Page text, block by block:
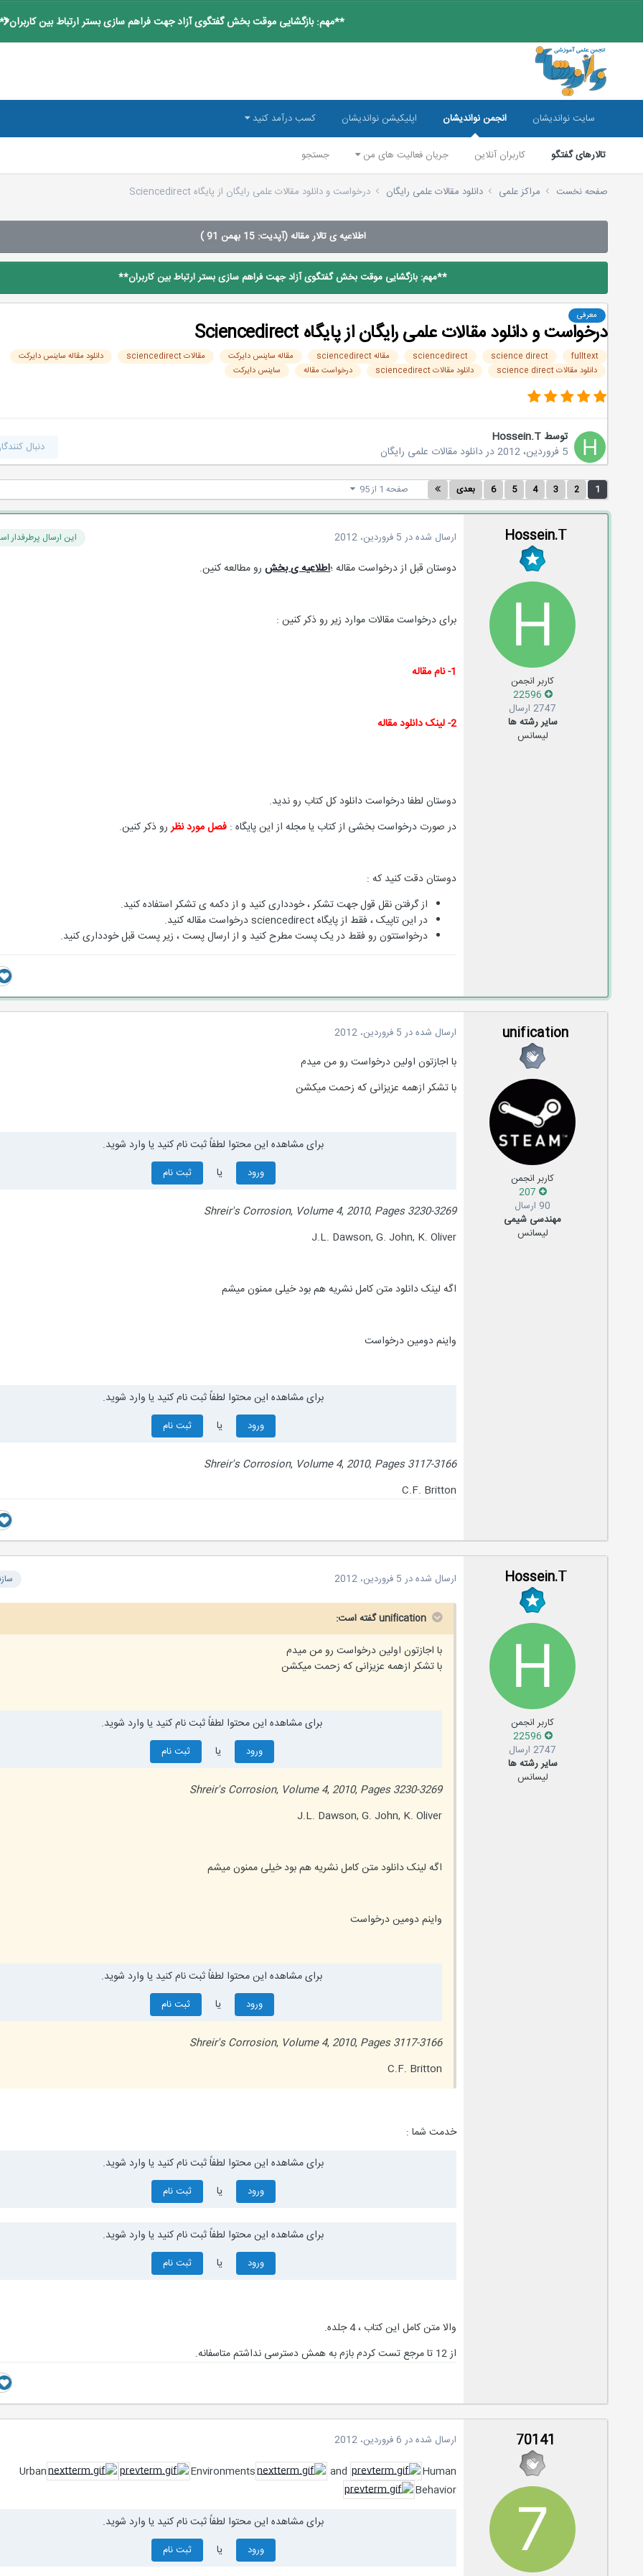
**مهم: بازگشایی موقت بخش گفتگوی آزاد جهت فراهم سازی بستر ارتباط بین کاربران**
سایت نواندیشان انجمن نواندیشان
تالارهای گفتگو کاربران آنلاین جریان فعالیت های من جستجو
اپلیکیشن نواندیشان کسب درآمد کنید
صفحه نخست مراکز علمی دانلود مقالات علمی رایگان درخواست و دانلود مقالات علمی رایگان از پایگاه Sciencedirect
اطلاعیه ی تالار مقاله (آپدیت: 15 بهمن 91 )
**مهم: بازگشایی موقت بخش گفتگوی آزاد جهت فراهم سازی بستر ارتباط بین کاربران**
معرفی
درخواست و دانلود مقالات علمی رایگان از پایگاه Sciencedirect
fulltext
science direct
sciencedirect مقاله sciencedirect مقاله ساینس دایرکت مقالات sciencedirect
دانلود مقاله ساینس دایرکت
دانلود مقالات science direct
دانلود مقالات sciencedirect درخواست مقاله ساینس دایرکت
توسط Hossein.T
5 فروردین، 2012
دردانلود مقالات علمی رایگان دنبال
1
2
3
4
5
6 بعدی صفحه 1 از 95
Hossein.T
کاربر انجمن
2747 ارسال
سایر رشته ها
لیسانس
این ارسال پرطرفدار ارسال شده در 5 فروردین، 2012
دوستان قبل از درخواست مقاله ؛اطلاعیه ی بخشرو مطالعه کنین.
برای درخواست مقالات موارد زیر رو ذکر کنین :
1- نام مقاله
2- لینک دانلود مقاله
دوستان لطفا درخواست دانلود کل کتاب رو ندید.
در صورت درخواست بخشی از کتاب یا مجله از این پایگاه : فصل مورد نظررو ذکر کنین.
دوستان دقت کنید که :
از گرفتن نقل قول جهت تشکر ، خودداری کنید و از دکمه ی تشکر استفاده کنید.
در این تاپیک ، فقط از پایگاه sciencedirect درخواست مقاله کنید.
درخواستتون رو فقط در یک پست مطرح کنید و از ارسال پست ، زیر پست قبل خودداری کنید.
unification
کاربر انجمن
90 ارسال
مهندسی شیمی
لیسانس
ارسال شده در 5 فروردین، 2012
با اجازتون اولین درخواست رو من میدم
با تشکر ازهمه عزیزانی که زحمت میکشن
برای مشاهده این محتوا لطفاً ثبت نام کنید یا وارد شوید.
ورود یا ثبت نام
Shreir's Corrosion, Volume 4, 2010, Pages 3230-3269
J.L. Dawson, G. John, K. Oliver
اگه لینک دانلود متن کامل نشریه هم بود خیلی ممنون میشم
واینم دومین درخواست
برای مشاهده این محتوا لطفاً ثبت نام کنید یا وارد شوید.
ورود یا ثبت نام
Shreir's Corrosion, Volume 4, 2010, Pages 3117-3166
C.F. Britton
Hossein.T
کاربر انجمن
2747 ارسال
سایر رشته ها
لیسانس
ارسال شده در 5 فروردین، 2012
با اجازتون اولین درخواست رو من میدم
با تشکر ازهمه عزیزانی که زحمت میکشن
برای مشاهده این محتوا لطفاً ثبت نام کنید یا وارد شوید.
ورود یا ثبت نام
Shreir's Corrosion, Volume 4, 2010, Pages 3230-3269
J.L. Dawson, G. John, K. Oliver
اگه لینک دانلود متن کامل نشریه هم بود خیلی ممنون میشم
واینم دومین درخواست
برای مشاهده این محتوا لطفاً ثبت نام کنید یا وارد شوید.
ورود یا ثبت نام
Shreir's Corrosion, Volume 4, 2010, Pages 3117-3166
C.F. Britton
خدمت شما :
برای مشاهده این محتوا لطفاً ثبت نام کنید یا وارد شوید.
ورود یا ثبت نام
برای مشاهده این محتوا لطفاً ثبت نام کنید یا وارد شوید.
ورود یا ثبت نام
والا متن کامل این کتاب ، 4 جلده.
از 12 تا مرجع تست کردم بازم به همش دسترسی نداشتم متاسفانه.
70141 ارسال شده در 6 فروردین، 2012
Urban Environments and
Human
Behavior
برای مشاهده این محتوا لطفاً ثبت نام کنید یا وارد شوید.
ورود یا ثبت نام